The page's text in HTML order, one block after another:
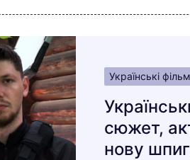
Українські
сюжет,
нову